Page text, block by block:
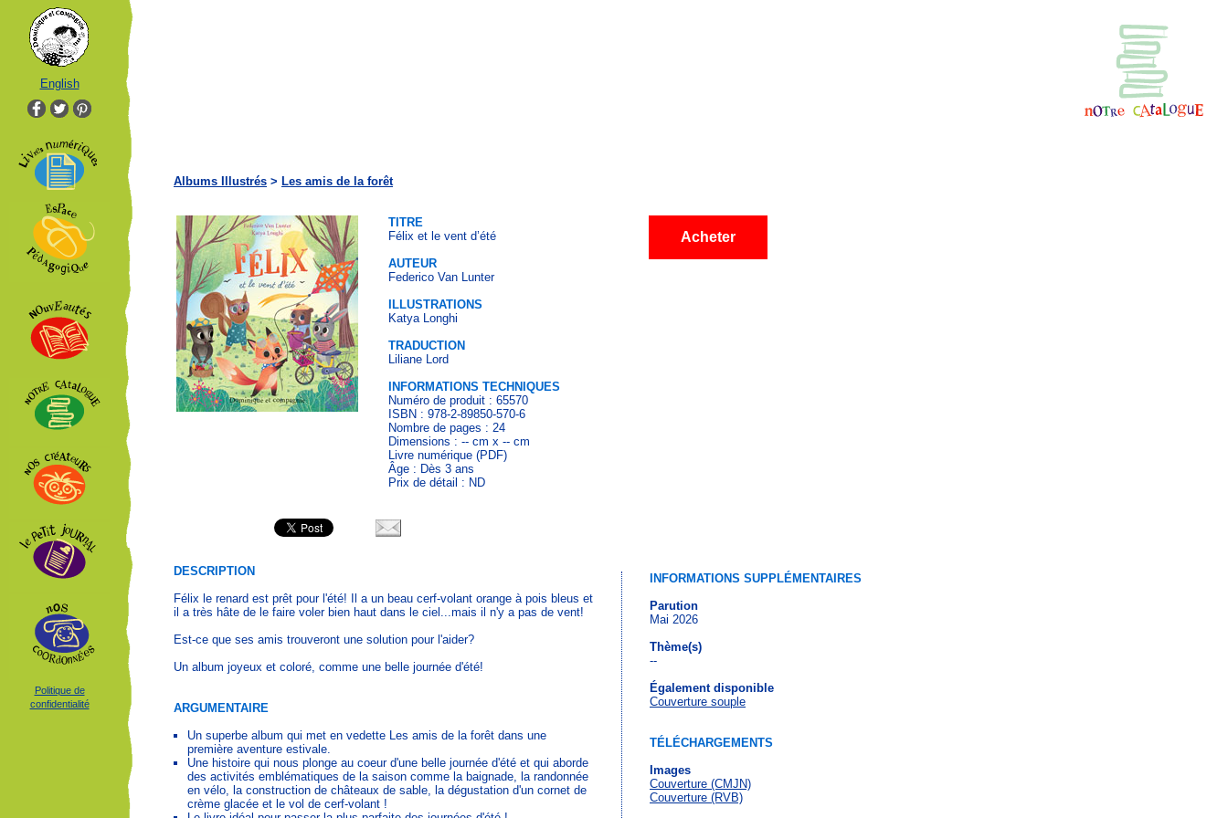
English
Politique de
confidentialité
Albums Illustrés > Les amis de la forêt
TITRE
Félix et le vent d’été
AUTEUR
Federico Van Lunter
ILLUSTRATIONS
Katya Longhi
TRADUCTION
Liliane Lord
INFORMATIONS TECHNIQUES
Numéro de produit : 65570
ISBN : 978-2-89850-570-6
Nombre de pages : 24
Dimensions : -- cm x -- cm
Livre numérique (PDF)
Âge : Dès 3 ans
Prix de détail : ND
Acheter
DESCRIPTION
Félix le renard est prêt pour l'été! Il a un beau cerf-volant orange à pois bleus et
il a très hâte de le faire voler bien haut dans le ciel...mais il n'y a pas de vent!
Est-ce que ses amis trouveront une solution pour l'aider?
Un album joyeux et coloré, comme une belle journée d'été!
ARGUMENTAIRE
Un superbe album qui met en vedette Les amis de la forêt dans une
première aventure estivale.
Une histoire qui nous plonge au coeur d'une belle journée d'été et qui aborde
des activités emblématiques de la saison comme la baignade, la randonnée
en vélo, la construction de châteaux de sable, la dégustation d'un cornet de
crème glacée et le vol de cerf-volant !
INFORMATIONS SUPPLÉMENTAIRES
Parution
Mai 2026
Thème(s)
--
Également disponible
Couverture souple
TÉLÉCHARGEMENTS
Images
Couverture (CMJN)
Couverture (RVB)